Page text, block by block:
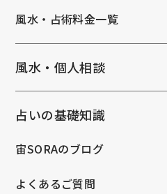
風水・占術料金一覧
風水・個人相談
占いの基礎知識
宙SORAのブログ
よくあるご質問